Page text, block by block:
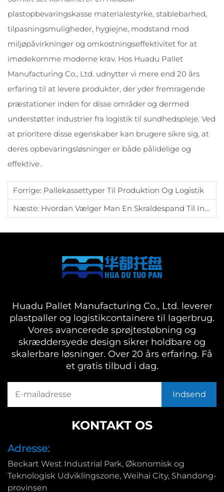
plastopbevaringskasse materialestyrke, stablebarhed,
tilpasningsmuligheder, hygiejne, modstand mod
miljøpåvirkninger og omkostningseffektivitet for at
imødekomme moderne krav. Hos Huadu Pallet
Manufacturing Co., Ltd. udnytter vi mere end 20 års
erfaring til at levere produkter, der yder fremragende
præstationer inden for disse områder og dermed
understøtter industrier fra logistik til sundhedspleje. Ved
at prioritere disse egenskaber kan brugere sikre sig, at
deres opbevaringsløsninger er både pålidelige og
effektive.
Forrige: Pallekassettyper Til Produktion Og Logistik
Næste: Hvordan Vælger Man En Skraldespand Til Indendørs Og Udendørs Anvendelse
Huadu Pallet Manufacturing Co., Ltd. leverer
plastpaller og logistikcontainere til lagerbrug.
Vores avancerede sprøjtestøbning og
skræddersyede design sikrer holdbare og
skalerbare løsninger. Over 20 års erfaring. Få
et gratis tilbud i dag.
KONTAKT OS
Adresse:
Beckart West Industrial Park, Økonomisk og
Teknologisk Udviklingszone, Weihai City, Shandong-
provinsen